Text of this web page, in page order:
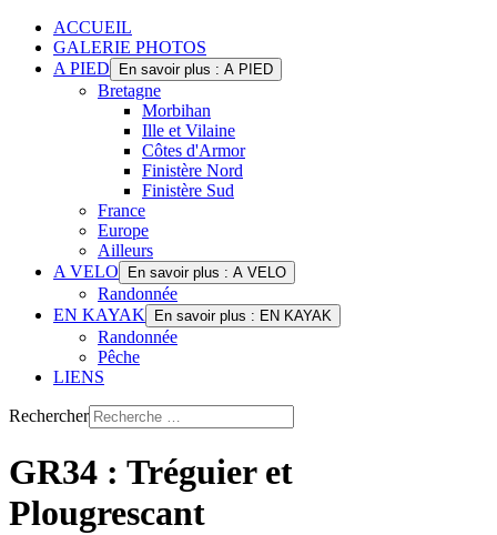
ACCUEIL
GALERIE PHOTOS
A PIED
En savoir plus : A PIED
Bretagne
Morbihan
Ille et Vilaine
Côtes d'Armor
Finistère Nord
Finistère Sud
France
Europe
Ailleurs
A VELO
En savoir plus : A VELO
Randonnée
EN KAYAK
En savoir plus : EN KAYAK
Randonnée
Pêche
LIENS
Rechercher
GR34 : Tréguier et
Plougrescant